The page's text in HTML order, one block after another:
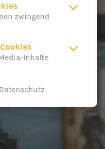
zwingend
Inhalte
Datenschutz